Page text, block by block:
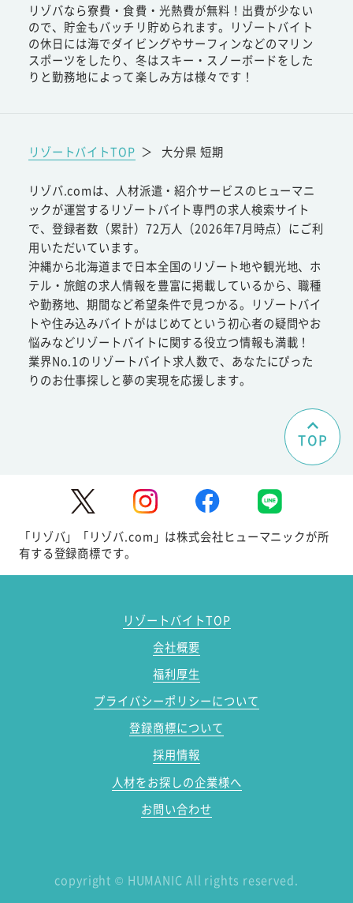
リゾバなら寮費・食費・光熱費が無料！出費が少ない
ので、貯金もバッチリ貯められます。リゾートバイト
の休日には海でダイビングやサーフィンなどのマリン
スポーツをしたり、冬はスキー・スノーボードをした
りと勤務地によって楽しみ方は様々です！
リゾートバイトTOP ＞ 大分県 短期
リゾバ.comは、人材派遣・紹介サービスのヒューマニ
ックが運営するリゾートバイト専門の求人検索サイト
で、登録者数（累計）72万人（2026年7月時点）にご利
用いただいています。
沖縄から北海道まで日本全国のリゾート地や観光地、ホ
テル・旅館の求人情報を豊富に掲載しているから、職種
や勤務地、期間など希望条件で見つかる。リゾートバイ
トや住み込みバイトがはじめてという初心者の疑問やお
悩みなどリゾートバイトに関する役立つ情報も満載！
業界No.1のリゾートバイト求人数で、あなたにぴった
りのお仕事探しと夢の実現を応援します。
TOP
「リゾバ」「リゾバ.com」は株式会社ヒューマニックが所
有する登録商標です。
リゾートバイトTOP
会社概要
福利厚生
プライバシーポリシーについて
登録商標について
採用情報
人材をお探しの企業様へ
お問い合わせ
copyright © HUMANIC All rights reserved.